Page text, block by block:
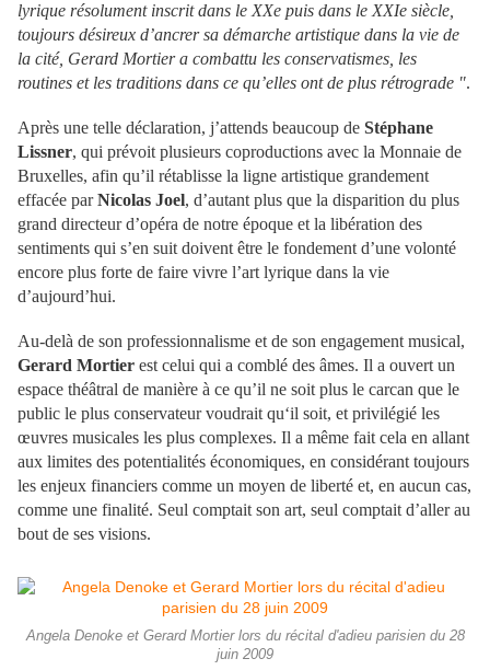
lyrique résolument inscrit dans le XXe puis dans le XXIe siècle,
toujours désireux d’ancrer sa démarche artistique dans la vie de
la cité, Gerard Mortier a combattu les conservatismes, les
routines et les traditions dans ce qu’elles ont de plus rétrograde ".
Après une telle déclaration, j’attends beaucoup de Stéphane
Lissner, qui prévoit plusieurs coproductions avec la Monnaie de
Bruxelles, afin qu’il rétablisse la ligne artistique grandement
effacée parNicolas Joel, d’autant plus que la disparition du plus
grand directeur d’opéra de notre époque et la libération des
sentiments qui s’en suit doivent être le fondement d’une volonté
encore plus forte de faire vivre l’art lyrique dans la vie
d’aujourd’hui.
Au-delà de son professionnalisme et de son engagement musical,
Gerard Mortier est celui qui a comblé des âmes. Il a ouvert un
espace théâtral de manière à ce qu’il ne soit plus le carcan que le
public le plus conservateur voudrait qu‘il soit, et privilégié les
œuvres musicales les plus complexes. Il a même fait cela en allant
aux limites des potentialités économiques, en considérant toujours
les enjeux financiers comme un moyen de liberté et, en aucun cas,
comme une finalité. Seul comptait son art, seul comptait d’aller au
bout de ses visions.
Angela Denoke et Gerard Mortier lors du récital d'adieu parisien du 28
juin 2009